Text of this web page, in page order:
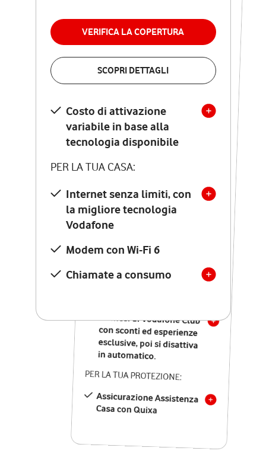
VERIFICA LA COPERTURA
SCOPRI DETTAGLI
Costo di attivazione
variabile in base alla
tecnologia disponibile
PER LA TUA CASA:
Internet senza limiti, con
la migliore tecnologia
Vodafone
Modem con Wi-Fi 6
Chiamate a consumo
permanenza
VERIFICA LA COPERTURA
Costo di attivazione
variabile in base alla
tecnologia disponibile
PER LA TUA CASA:
Internet senza limiti, con
la migliore tecnologia
Vodafone
Modem Seven con Wi-Fi 7
Chiamate illimitate verso
numeri fissi e mobili
nazionali
12 mesi di Vodafone Club
con sconti ed esperienze
esclusive, poi si disattiva
in automatico.
PER LA TUA PROTEZIONE:
Assicurazione Assistenza
Casa con Quixa